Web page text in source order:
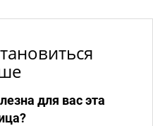
для вас эта